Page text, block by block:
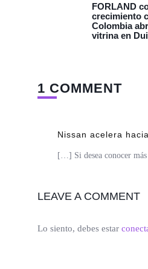
FORLAND
crecimiento
Colombia
vitrina en
1 COMMENT
Nissan acelera
[…] Si desea conocer
LEAVE A COMMENT
Lo siento, debes estar